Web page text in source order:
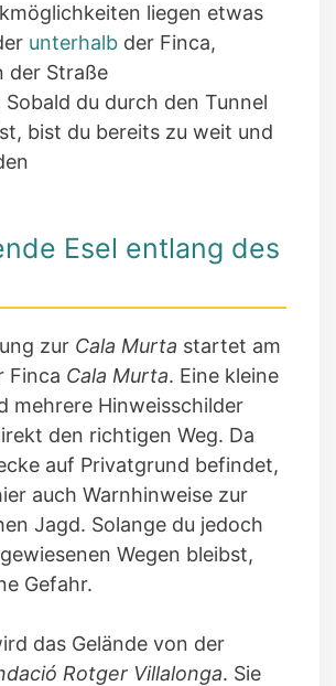
liegen etwas
unterhalb der Finca,
der Straße
Sobald du durch den Tunnel
bist du bereits zu weit und
Esel entlang des
zur Cala Murta startet am
Finca Cala Murta. Eine kleine
mehrere Hinweisschilder
den richtigen Weg. Da
auf Privatgrund befindet,
auch Warnhinweise zur
Jagd. Solange du jedoch
Wegen bleibst,
Gefahr.
das Gelände von der
Rotger Villalonga. Sie